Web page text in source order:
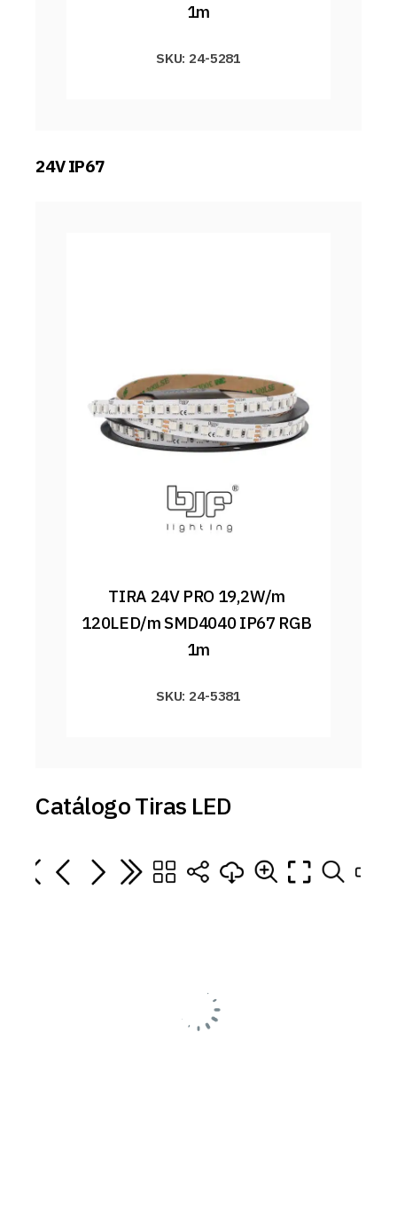
1m
SKU: 24-5281
24V IP67
TIRA 24V PRO 19,2W/m
120LED/m SMD4040 IP67 RGB
1m
SKU: 24-5381
Catálogo Tiras LED